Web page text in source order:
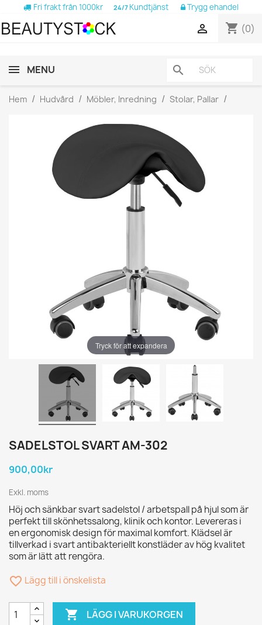
Fri frakt från 1000kr 24/7 Kundtjänst Trygg ehandel
shopping_cart (0)

MENU search
Hem Hudvård Möbler, Inredning Stolar, Pallar
Tryck för att expandera
SADELSTOL SVART AM-302
900,00kr
Exkl. moms
Höj och sänkbar svart sadelstol / arbetspall på hjul som är
perfekt till skönhetssalong, klinik och kontor. Levereras i
en ergonomisk design för maximal komfort. Klädsel är
tillverkad i svart antibakteriellt konstläder av hög kvalitet
som är lätt att rengöra.
favorite_border Lägg till i önskelista
 LÄGG I VARUKORGEN